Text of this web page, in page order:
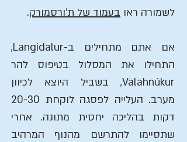
לשמורה ראו בעמוד של ת'ורסמורק.
אם אתם מתחילים ב-Langidalur,
התחילו את המסלול בטיפוס להר
Valahnúkur, בשביל היוצא לכיוון
מערב. העלייה לפסגה לוקחת 20-30
דקות בהליכה יחסית מתונה. אחרי
שתסיימו להתרשם מהנוף המרהיב